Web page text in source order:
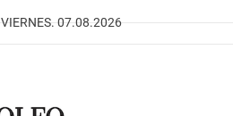
VIERNES. 07.08.2026